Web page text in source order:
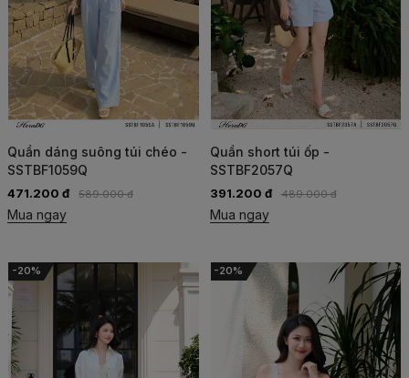
Quần dáng suông túi chéo -
SSTBF1059Q
471.200 đ 589.000 đ
Mua ngay
Quần short túi ốp -
SSTBF2057Q
391.200 đ 489.000 đ
Mua ngay
-20% -20%